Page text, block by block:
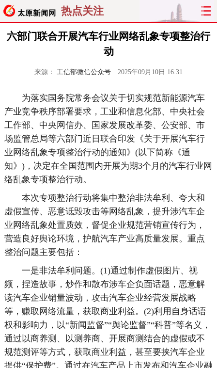
热点关注
六部门联合开展汽车行业网络乱象专项整治行
动
来源： 工信部微信公众号 2025年09月10日 16:31
为落实国务院常务会议关于切实规范新能源汽车
产业竞争秩序部署要求，工业和信息化部、中央社会
工作部、中央网信办、国家发展改革委、公安部、市
场监管总局等六部门近日联合印发《关于开展汽车行
业网络乱象专项整治行动的通知》(以下简称《通
知》)，决定在全国范围内开展为期3个月的汽车行业网
络乱象专项整治行动。
本次专项整治行动将集中整治非法牟利、夸大和
虚假宣传、恶意诋毁攻击等网络乱象，提升涉汽车企
业网络乱象处置质效，督促企业规范营销宣传行为，
营造良好舆论环境，护航汽车产业高质量发展。重点
整治问题主要包括：
一是非法牟利问题。(1)通过制作虚假图片、视
频，捏造故事，炒作和散布涉车企负面话题，恶意解
读汽车企业销量波动，攻击汽车企业经营发展战略
等，赚取网络流量，获取商业利益。(2)利用自身话语
权和影响力，以“新闻监督”“舆论监督”“科普”等名义，
通过以商养测、以测养商、开展商测结合的虚假或不
规范测评等方式，获取商业利益，甚至要挟汽车企业
提供“保护费”。通过在汽车产品上市发布和汽车企业融